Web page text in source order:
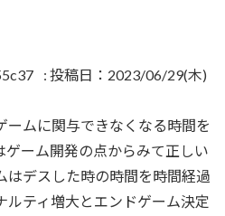
: 投稿日：2023/06/29(木)
ームに関与できなくなる時間を
ゲーム開発の点からみて正しい
はデスした時の時間を時間経過
ルティ増大とエンドゲーム決定